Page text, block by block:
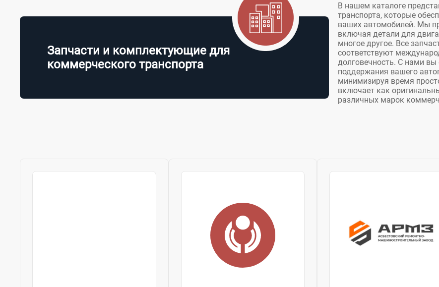
Запчасти и комплектующие для
коммерческого транспорта
В нашем каталоге
транспорта, которые
ваших автомобилей. Мы
включая детали для
многое другое. Все
соответствуют
долговечность. С нами
поддержания вашего
минимизируя время
включает как
различных марок